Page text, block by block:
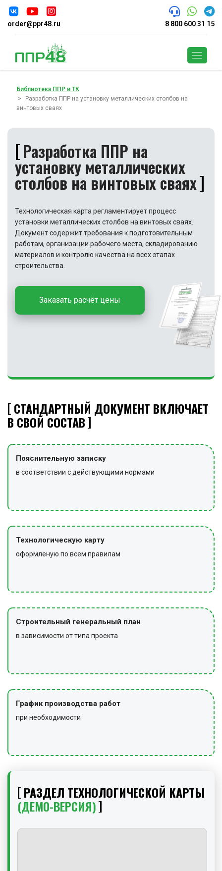
order@ppr48.ru 8 800 600 31 15
Библиотека ППР и ТК
Разработка ППР на установку металлических столбов на
винтовых сваях
Разработка ППР на
установку металлических
столбов на винтовых сваях
Технологическая карта регламентирует процесс
установки металлических столбов на винтовых сваях.
Документ содержит требования к подготовительным
работам, организации рабочего места, складированию
материалов и контролю качества на всех этапах
строительства.
Заказать расчёт цены
СТАНДАРТНЫЙ ДОКУМЕНТ ВКЛЮЧАЕТ
В СВОЙ СОСТАВ
Пояснительную записку
в соответствии с действующими нормами
Технологическую карту
оформленую по всем правилам
Строительный генеральный план
в зависимости от типа проекта
График производства работ
при необходимости
РАЗДЕЛ ТЕХНОЛОГИЧЕСКОЙ КАРТЫ
(ДЕМО-ВЕРСИЯ)